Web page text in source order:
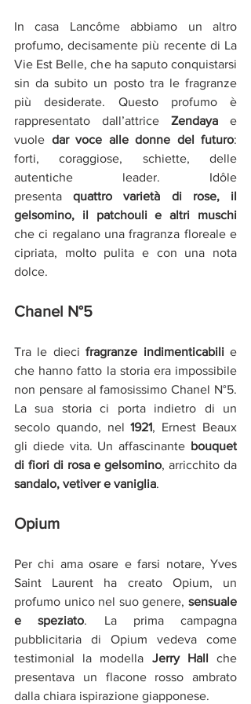
In casa Lancôme abbiamo un altro
profumo, decisamente più recente di La
Vie Est Belle, che ha saputo conquistarsi
sin da subito un posto tra le fragranze
più desiderate. Questo profumo è
rappresentato dall’attrice Zendaya e
vuole dar voce alle donne del futuro:
forti, coraggiose, schiette, delle
autentiche leader. Idôle
presenta quattro varietà di rose, il
che ci regalano una fragranza floreale e
cipriata, molto pulita e con una nota
dolce.
Chanel N°5
Tra le dieci fragranze indimenticabili e
che hanno fatto la storia era impossibile
non pensare al famosissimo Chanel N°5.
La sua storia ci porta indietro di un
secolo quando, nel 1921, Ernest Beaux
gli diede vita. Un affascinante bouquet
di fiori di rosa e gelsomino
sandalo, vetiver e vaniglia.
Opium
Per chi ama osare e farsi notare, Yves
Saint Laurent ha creato Opium, un
profumo unico nel suo genere, sensuale
e speziato. La prima campagna
pubblicitaria di Opium vedeva come
testimonial la modella Jerry Hall che
presentava un flacone rosso ambrato
dalla chiara ispirazione giapponese.